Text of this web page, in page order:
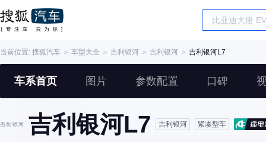
当前位置: 搜狐汽车 ＞ 车型大全 ＞ 吉利银河 ＞ 吉利银河 ＞ 吉利银河L7
车系首页 图片 参数配置 口碑
吉利银河L7 吉利银河 紧凑型车